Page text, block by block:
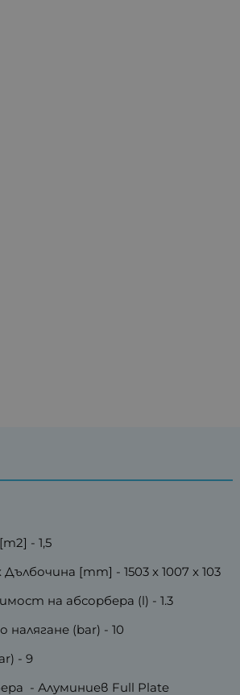
- 1,5
[mm] - 1503 x 1007 x 103
на абсорбера (l) - 1.3
(bar) - 10
- 9
- Алуминиев Full Plate